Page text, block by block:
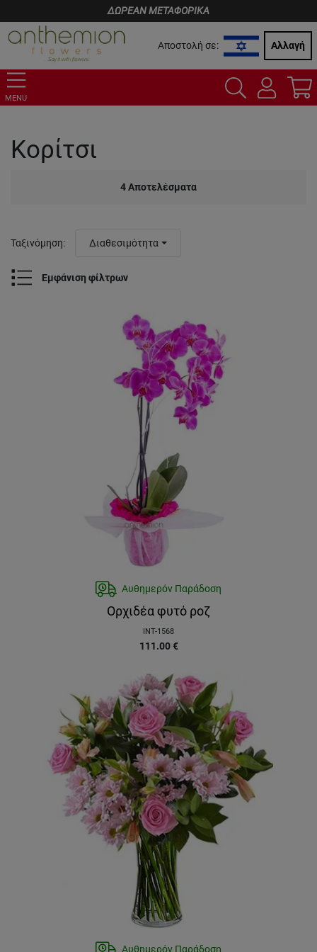
ΔΩΡΕΑΝ ΜΕΤΑΦΟΡΙΚΑ
Αποστολή σε: Αλλαγή
MENU
Κορίτσι
4Αποτελέσματα
Εμφάνιση φίλτρων
Ταξινόμηση: Διαθεσιμότητα
Αυθημερόν Παράδοση
Ορχιδέα φυτό ροζ
INT-1568
111.00 €
Αυθημερόν Παράδοση